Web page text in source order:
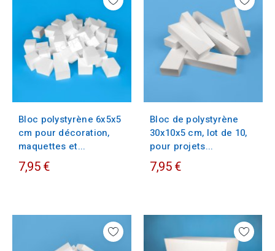
Bloc polystyrène 6x5x5
cm pour décoration,
maquettes et...
7,95 €
Bloc de polystyrène
30x10x5 cm, lot de 10,
pour projets...
7,95 €